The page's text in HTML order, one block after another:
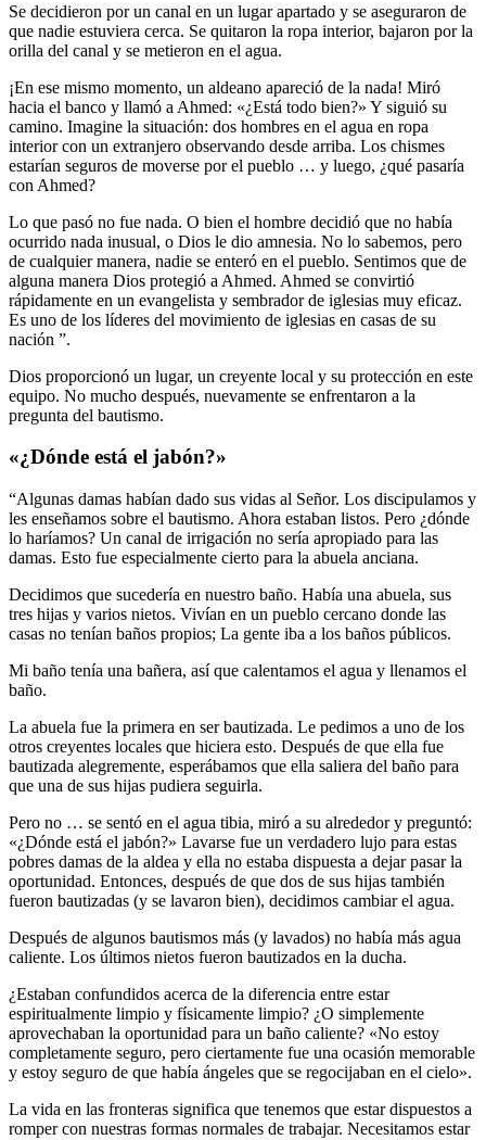
Se decidieron por un canal en un lugar apartado y se aseguraron de
que nadie estuviera cerca. Se quitaron la ropa interior, bajaron por la
orilla del canal y se metieron en el agua.
¡En ese mismo momento, un aldeano apareció de la nada! Miró
hacia el banco y llamó a Ahmed: «¿Está todo bien?» Y siguió su
camino. Imagine la situación: dos hombres en el agua en ropa
interior con un extranjero observando desde arriba. Los chismes
estarían seguros de moverse por el pueblo … y luego, ¿qué pasaría
con Ahmed?
Lo que pasó no fue nada. O bien el hombre decidió que no había
ocurrido nada inusual, o Dios le dio amnesia. No lo sabemos, pero
de cualquier manera, nadie se enteró en el pueblo. Sentimos que de
alguna manera Dios protegió a Ahmed. Ahmed se convirtió
rápidamente en un evangelista y sembrador de iglesias muy eficaz.
Es uno de los líderes del movimiento de iglesias en casas de su
nación ”.
Dios proporcionó un lugar, un creyente local y su protección en este
equipo. No mucho después, nuevamente se enfrentaron a la
pregunta del bautismo.
«¿Dónde está el jabón?»
“Algunas damas habían dado sus vidas al Señor. Los discipulamos y
les enseñamos sobre el bautismo. Ahora estaban listos. Pero ¿dónde
lo haríamos? Un canal de irrigación no sería apropiado para las
damas. Esto fue especialmente cierto para la abuela anciana.
Decidimos que sucedería en nuestro baño. Había una abuela, sus
tres hijas y varios nietos. Vivían en un pueblo cercano donde las
casas no tenían baños propios; La gente iba a los baños públicos.
Mi baño tenía una bañera, así que calentamos el agua y llenamos el
baño.
La abuela fue la primera en ser bautizada. Le pedimos a uno de los
otros creyentes locales que hiciera esto. Después de que ella fue
bautizada alegremente, esperábamos que ella saliera del baño para
que una de sus hijas pudiera seguirla.
Pero no … se sentó en el agua tibia, miró a su alrededor y preguntó:
«¿Dónde está el jabón?» Lavarse fue un verdadero lujo para estas
pobres damas de la aldea y ella no estaba dispuesta a dejar pasar la
oportunidad. Entonces, después de que dos de sus hijas también
fueron bautizadas (y se lavaron bien), decidimos cambiar el agua.
Después de algunos bautismos más (y lavados) no había más agua
caliente. Los últimos nietos fueron bautizados en la ducha.
¿Estaban confundidos acerca de la diferencia entre estar
espiritualmente limpio y físicamente limpio? ¿O simplemente
aprovechaban la oportunidad para un baño caliente? «No estoy
completamente seguro, pero ciertamente fue una ocasión memorable
y estoy seguro de que había ángeles que se regocijaban en el cielo».
La vida en las fronteras significa que tenemos que estar dispuestos a
romper con nuestras formas normales de trabajar. Necesitamos estar